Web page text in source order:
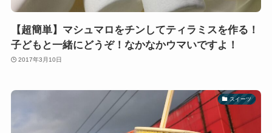
【超簡単】マシュマロをチンしてティラミスを作る！
子どもと一緒にどうぞ！なかなかウマいですよ！
2017年3月10日
スイーツ